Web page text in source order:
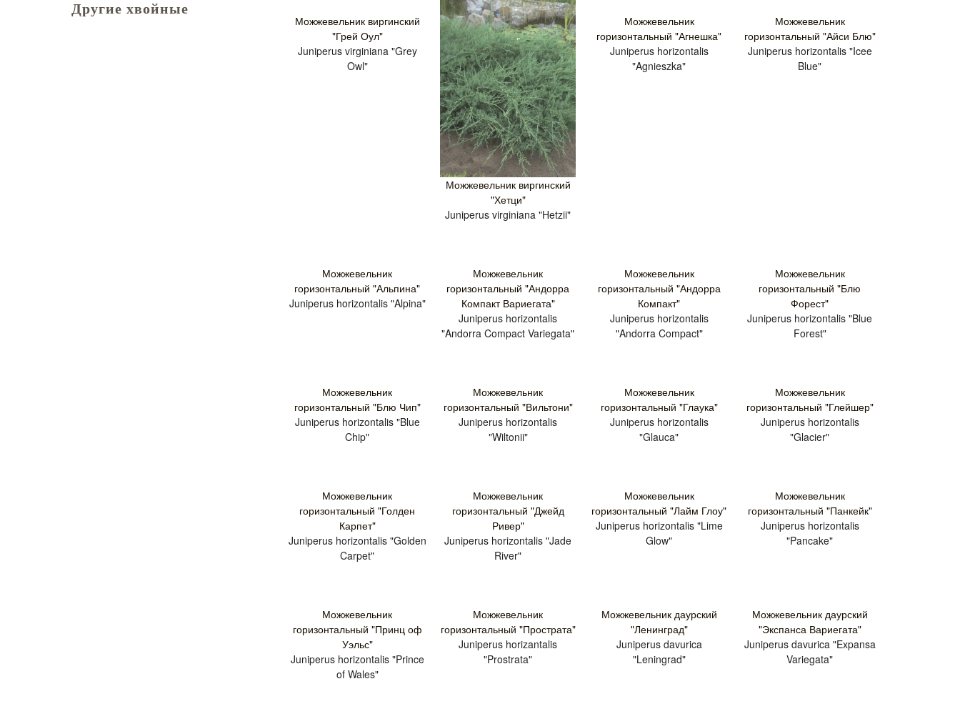
Другие хвойные
Можжевельник виргинский
"Грей Оул"
Juniperus virginiana "Grey
Owl"
Можжевельник виргинский
"Хетци"
Juniperus virginiana "Hetzii"
Можжевельник
горизонтальный "Агнешка"
Juniperus horizontalis
"Agnieszka"
Можжевельник
горизонтальный "Айси Блю"
Juniperus horizontalis "Icee
Blue"
Можжевельник
горизонтальный "Альпина"
Juniperus horizontalis "Alpina"
Можжевельник
горизонтальный "Андорра
Компакт Вариегата"
Juniperus horizontalis
"Andorra Compact Variegata"
Можжевельник
горизонтальный "Андорра
Компакт"
Juniperus horizontalis
"Andorra Compact"
Можжевельник
горизонтальный "Блю
Форест"
Juniperus horizontalis "Blue
Forest"
Можжевельник
горизонтальный "Блю Чип"
Juniperus horizontalis "Blue
Chip"
Можжевельник
горизонтальный "Вильтони"
Juniperus horizontalis
"Wiltonii"
Можжевельник
горизонтальный "Глаука"
Juniperus horizontalis
"Glauca"
Можжевельник
горизонтальный "Глейшер"
Juniperus horizontalis
"Glacier"
Можжевельник
горизонтальный "Голден
Карпет"
Juniperus horizontalis "Golden
Carpet"
Можжевельник
горизонтальный "Джейд
Ривер"
Juniperus horizontalis "Jade
River"
Можжевельник
горизонтальный "Лайм Глоу"
Juniperus horizontalis "Lime
Glow"
Можжевельник
горизонтальный "Панкейк"
Juniperus horizontalis
"Pancake"
Можжевельник
горизонтальный "Принц оф
Уэльс"
Juniperus horizontalis "Prince
of Wales"
Можжевельник
горизонтальный "Прострата"
Juniperus horizantalis
"Prostrata"
Можжевельник даурский
"Ленинград"
Juniperus davurica
"Leningrad"
Можжевельник даурский
"Экспанса Вариегата"
Juniperus davurica "Expansa
Variegata"